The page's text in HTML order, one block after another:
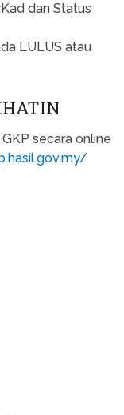
dan Status
LULUS atau
secara online